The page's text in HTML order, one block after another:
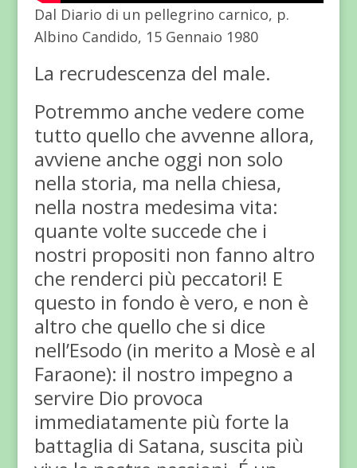
Dal Diario di un pellegrino carnico, p.
Albino Candido, 15 Gennaio 1980
La recrudescenza del male.
Potremmo anche vedere come
tutto quello che avvenne allora,
avviene anche oggi non solo
nella storia, ma nella chiesa,
nella nostra medesima vita:
quante volte succede che i
nostri propositi non fanno altro
che renderci più peccatori! E
questo in fondo è vero, e non è
altro che quello che si dice
nell’Esodo (in merito a Mosè e al
Faraone): il nostro impegno a
servire Dio provoca
immediatamente più forte la
battaglia di Satana, suscita più